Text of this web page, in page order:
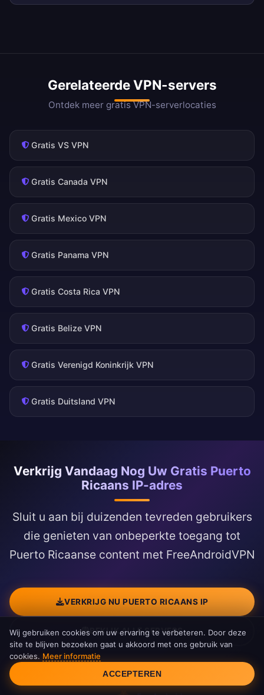
Gerelateerde VPN-servers
Ontdek meer gratis VPN-serverlocaties
Gratis VS VPN
Gratis Canada VPN
Gratis Mexico VPN
Gratis Panama VPN
Gratis Costa Rica VPN
Gratis Belize VPN
Gratis Verenigd Koninkrijk VPN
Gratis Duitsland VPN
Verkrijg Vandaag Nog Uw Gratis Puerto
Ricaans IP-adres
Sluit u aan bij duizenden tevreden gebruikers
die genieten van onbeperkte toegang tot
Puerto Ricaanse content met FreeAndroidVPN
VERKRIJG NU PUERTO RICAANS IP
BEKIJK ALLE SERVERS
Cookiemelding
Wij gebruiken cookies om uw ervaring te verbeteren. Door deze
site te blijven bezoeken gaat u akkoord met ons gebruik van
cookies. Meer informatie
ACCEPTEREN